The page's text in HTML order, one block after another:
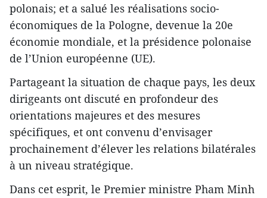
polonais; et a salué les réalisations socio-
économiques de la Pologne, devenue la 20e
économie mondiale, et la présidence polonaise
de l’Union européenne (UE).
Partageant la situation de chaque pays, les deux
dirigeants ont discuté en profondeur des
orientations majeures et des mesures
spécifiques, et ont convenu d’envisager
prochainement d’élever les relations bilatérales
à un niveau stratégique.
Dans cet esprit, le Premier ministre Pham Minh